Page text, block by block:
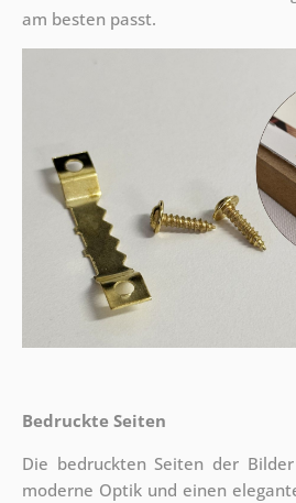
am besten passt.
Bedruckte Seiten
Die bedruckten Seiten der
moderne Optik und einen